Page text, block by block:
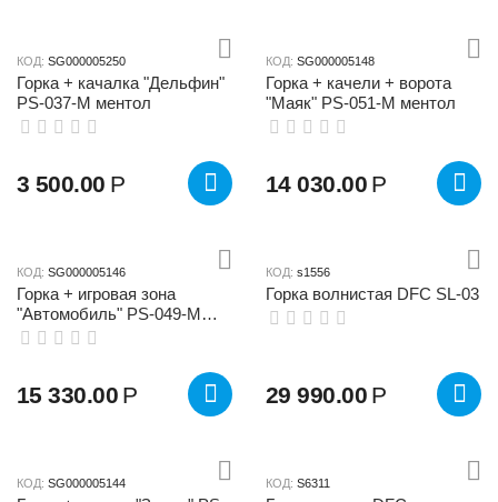
КОД: SG000005250
Горка + качалка "Дельфин"
PS-037-М ментол
3 500.00 Р
КОД: SG000005148
Горка + качели + ворота
"Маяк" PS-051-М ментол
14 030.00 Р
КОД: SG000005146
Горка + игровая зона
"Автомобиль" PS-049-М
ментол
15 330.00 Р
КОД: s1556
Горка волнистая DFC SL-03
29 990.00 Р
КОД: SG000005144 КОД: S6311